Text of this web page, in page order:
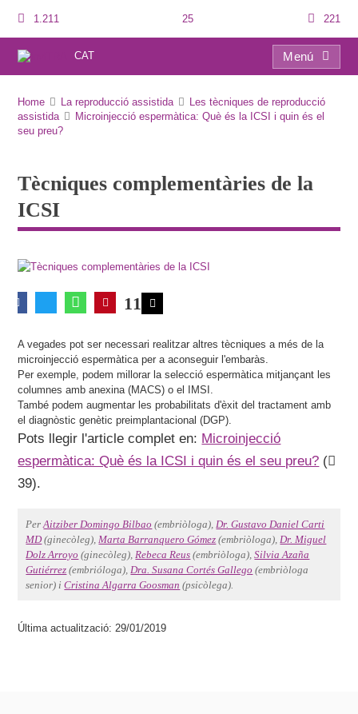
1.211 25 221
CAT
Menú
Home La reproducció assistida
Les tècniques de reproducció
assistida
Microinjecció espermàtica: Què és la ICSI i quin és el
seu preu?
Tècniques complementàries de la
ICSI
11
A vegades pot ser necessari realitzar altres tècniques a més de la
microinjecció espermàtica per a aconseguir l'embaràs.
Per exemple, podem millorar la selecció espermàtica mitjançant les
columnes amb anexina (MACS) o el IMSI.
També podem augmentar les probabilitats d'èxit del tractament amb
el diagnòstic genètic preimplantacional (DGP).
Pots llegir l'article complet en: Microinjecció
espermàtica: Què és la ICSI i quin és el seu preu? (
39).
PerAitziber Domingo Bilbao (embriòloga),Dr. Gustavo Daniel Carti
MD(ginecòleg),Marta Barranquero Gómez (embriòloga),Dr. Miguel
Dolz Arroyo (ginecòleg),Rebeca Reus (embriòloga),Silvia Azaña
Gutiérrez (embrióloga),Dra. Susana Cortés Gallego (embriòloga
senior) iCristina Algarra Goosman (psicòlega).
Última actualització: 29/01/2019